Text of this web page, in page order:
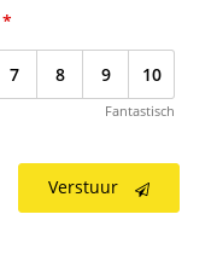
*
7 8 9 10
Fantastisch
Verstuur